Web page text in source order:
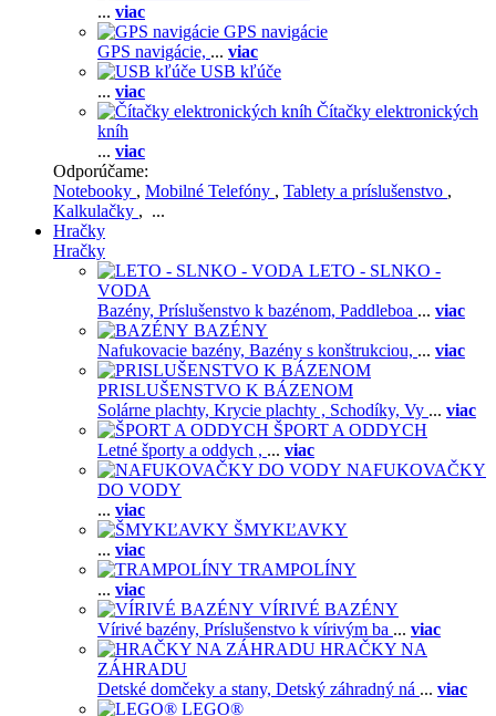
... viac
GPS navigácie
GPS navigácie, ... viac
USB kľúče
... viac
Čítačky elektronických
kníh
... viac
Odporúčame:
Notebooky , Mobilné Telefóny , Tablety a príslušenstvo ,
Kalkulačky , ...
Hračky
Hračky
LETO - SLNKO -
VODA
Bazény, Príslušenstvo k bazénom, Paddleboa ... viac
BAZÉNY
Nafukovacie bazény, Bazény s konštrukciou, ... viac
PRISLUŠENSTVO K BÁZENOM
Solárne plachty, Krycie plachty , Schodíky, Vy ... viac
ŠPORT A ODDYCH
Letné športy a oddych , ... viac
NAFUKOVAČKY
DO VODY
... viac
ŠMYKĽAVKY
... viac
TRAMPOLÍNY
... viac
VÍRIVÉ BAZÉNY
Vírivé bazény, Príslušenstvo k vírivým ba ... viac
HRAČKY NA
ZÁHRADU
Detské domčeky a stany, Detský záhradný ná ... viac
LEGO®